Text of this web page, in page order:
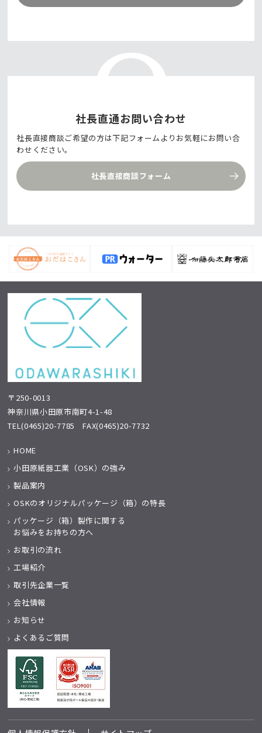
社長直通お問い合わせ
社長直接商談ご希望の方は下記フォームよりお気軽にお問い合
わせください。
社長直接商談フォーム
〒250-0013
神奈川県小田原市南町4-1-48
TEL(0465)20-7785 FAX(0465)20-7732
HOME
小田原紙器工業（OSK）の強み
製品案内
OSKのオリジナルパッケージ（箱）の特長
パッケージ（箱）製作に関する
お悩みをお持ちの方へ
お取引の流れ
工場紹介
取引先企業一覧
会社情報
お知らせ
よくあるご質問